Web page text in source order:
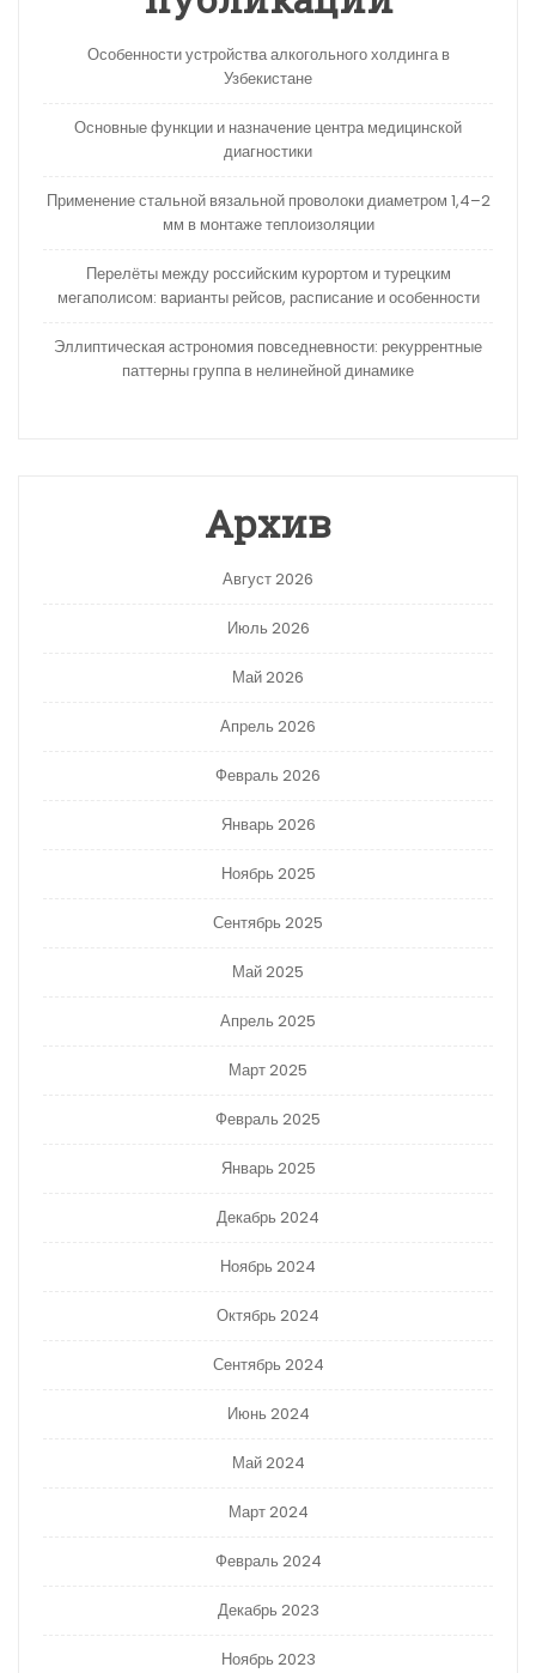
Особенности устройства алкогольного холдинга в
Узбекистане
Основные функции и назначение центра медицинской
диагностики
Применение стальной вязальной проволоки диаметром 1,4–2
мм в монтаже теплоизоляции
Перелёты между российским курортом и турецким
мегаполисом: варианты рейсов, расписание и особенности
Эллиптическая астрономия повседневности: рекуррентные
паттерны группа в нелинейной динамике
Архив
Август 2026
Июль 2026
Май 2026
Апрель 2026
Февраль 2026
Январь 2026
Ноябрь 2025
Сентябрь 2025
Май 2025
Апрель 2025
Март 2025
Февраль 2025
Январь 2025
Декабрь 2024
Ноябрь 2024
Октябрь 2024
Сентябрь 2024
Июнь 2024
Май 2024
Март 2024
Февраль 2024
Декабрь 2023
Ноябрь 2023